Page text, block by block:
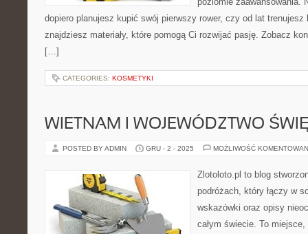
dopiero planujesz kupić swój pierwszy rower, czy od lat
znajdziesz materiały, które pomogą Ci rozwijać pasję. Zobacz
[…]
CATEGORIES: KOSMETYKI
WIETNAM I WOJEWÓDZTWO
POSTED BY ADMIN GRU - 2 - 2025 MOŻLIWOŚĆ
Zlotoloto.pl to blog
podróżach, który łączy w
wskazówki oraz opisy
całym świecie. To